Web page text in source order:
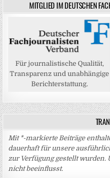
MITGLIED IM DEUTSCHEN
Für journalistische Qualität,
Transparenz und unabhängige
Berichterstattung.
Mit *-markierte Beiträge
dauerhaft für unsere
zur Verfügung gestellt
nicht beeinflusst.